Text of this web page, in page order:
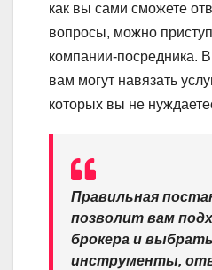
как вы сами сможете
вопросы, можно
компании-посредника.
вам могут навязать
которых вы не
Правильная
позволит вам
брокера и выбрать
инструменты,